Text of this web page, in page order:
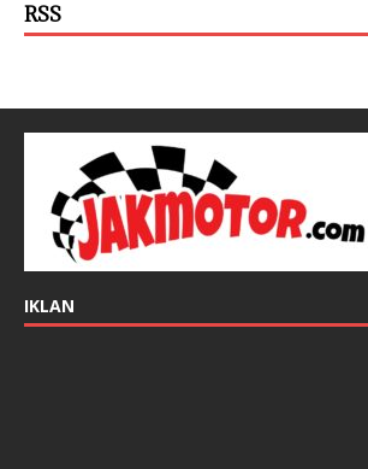
RSS
IKLAN